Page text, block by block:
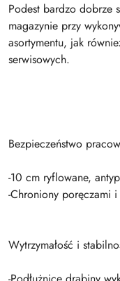
Podest bardzo dobrze
magazynie przy
asortymentu, jak
serwisowych.
Bezpieczeństwo
-10 cm ryflowane,
-Chroniony poręczami
Wytrzymałość i